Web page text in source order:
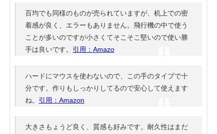
百均でも同様のものが売られていますが、机上での密
着感が良く、エラーもありません。飛行機の中で使う
ことが多いのですが小さくてそこそこ堅いので使い勝
手は良いです。 引用：Amazo
ハードにマウスを使わないので、この手のタイプで十
分です。作りもしっかりしてるので安心して使えます
ね。 引用：Amazon
大きさもょうど良く、質感も好みです。耐久性はまだ